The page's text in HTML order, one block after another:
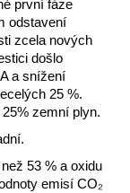
první fáze
odstavení
zcela nových
došlo
a snížení
25 %.
zemní plyn.
53 % a oxidu
emisí CO₂